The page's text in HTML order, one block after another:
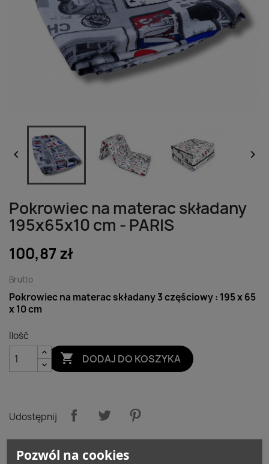
 
Pokrowiec na materac składany
195x65x10 cm - PARIS
100,87 zł
Brutto
Pokrowiec na materac składany 3 częściowy : 195 x 65
x 10 cm
Ilość
 DODAJ DO KOSZYKA
Udostępnij
Pozwól na cookies